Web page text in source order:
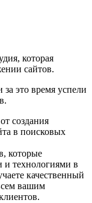
которая
сайтов.
это время успели
создания
в поисковых
которые
и технологиями в
качественный
вашим